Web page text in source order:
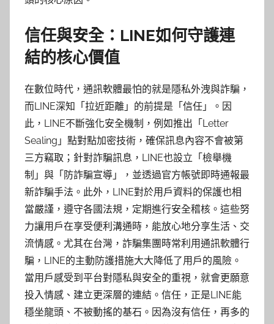
信任與安全：LINE如何守護連
結的核心價值
在數位時代，通訊軟體最怕的就是隱私外洩與詐騙，
而LINE深知「拉近距離」的前提是「信任」。因
此，LINE不斷強化安全機制，例如推出「Letter
Sealing」點對點加密技術，確保訊息內容不會被第
三方竊取；針對詐騙訊息，LINE也設立「檢舉機
制」與「防詐騙宣導」，並透過官方帳號即時通報最
新詐騙手法。此外，LINE對於用戶資料的保護也相
當嚴謹，遵守各國法規，定期進行安全稽核。這些努
力讓用戶在享受便利溝通時，能放心地分享生活、交
流情感。尤其在台灣，詐騙集團時常利用通訊軟體行
騙，LINE的主動防護措施大大降低了用戶的風險。
當用戶感受到平台對隱私與安全的重視，就會更願意
投入情感、建立更深層的連結。信任，正是LINE能
穩坐龍頭、不被動搖的基石。因為沒有信任，再多的